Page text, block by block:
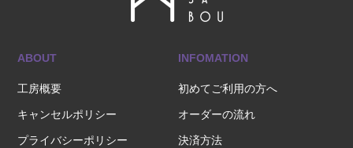
ABOUT
工房概要
キャンセルポリシー
プライバシーポリシー
INFOMATION
初めてご利用の方へ
オーダーの流れ
決済方法